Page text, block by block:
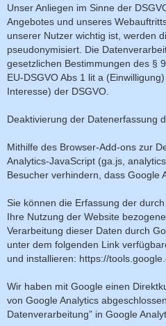
Unser Anliegen im Sinne der
Angebotes und unseres
unserer Nutzer wichtig ist, werden
pseudonymisiert. Die
gesetzlichen Bestimmungen des §
EU-DSGVO Abs 1 lit a
Interesse) der DSGVO.
Deaktivierung der Datenerfassung
Mithilfe des Browser-Add-ons zur
Analytics-JavaScript (ga.js,
Besucher verhindern, dass Google
Sie können die Erfassung der
Ihre Nutzung der Website
Verarbeitung dieser Daten durch
unter dem folgenden Link
und installieren: https://
Wir haben mit Google einen
von Google Analytics
Datenverarbeitung” in Google